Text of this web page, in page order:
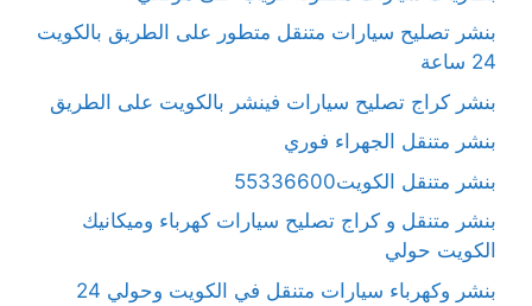
بنشر تصليح سيارات متنقل متطور على الطريق بالكويت
24 ساعة
بنشر كراج تصليح سيارات فينشر بالكويت على الطريق
بنشر متنقل الجهراء فوري
بنشر متنقل الكويت55336600
بنشر متنقل و كراج تصليح سيارات كهرباء وميكانيك
الكويت حولي
بنشر وكهرباء سيارات متنقل في الكويت وحولي 24